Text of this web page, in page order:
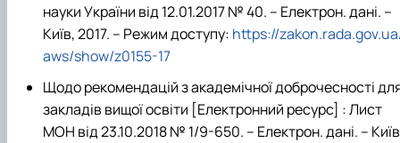
науки України від 12.01.2017 № 40. – Електрон. дані. –
Київ, 2017. – Режим доступу: https://
aws/show/z0155-17
Щодо рекомендацій з академічної доброчесності
закладів вищої освіти [Електронний ресурс] : Лист
МОН від 23.10.2018 № 1/9-650. – Електрон. дані. –